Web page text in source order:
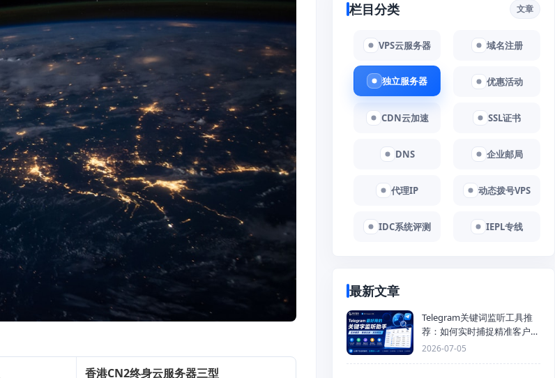
香港CN2终身云服务器三型
栏目分类 文章
VPS云服务器 域名注册
独立服务器 优惠活动
CDN云加速 SSL证书
DNS 企业邮局
代理IP 动态拨号VPS
IDC系统评测 IEPL专线
最新文章
Telegram关键词监听工具推
荐：如何实时捕捉精准客户，
提高获客效率？
2026-07-05